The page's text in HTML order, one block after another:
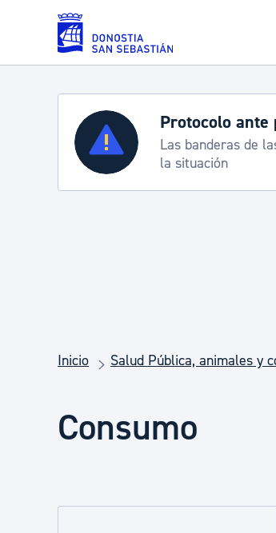
Saltar al contenido principal
Servicios
Padrón y asuntos personales
Seguridad ciudadana y
Salud Pública, animales y
Protocolo ante
Las banderas de
la situación
Inicio Salud Pública, animales y
Consumo